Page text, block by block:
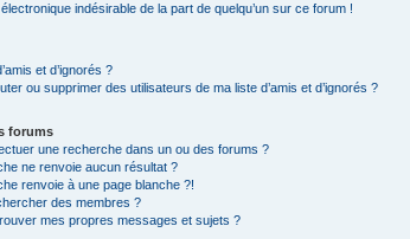
indésirable de la part de quelqu’un sur ce forum !
et d’ignorés ?
ou supprimer des utilisateurs de ma liste d’amis et d’ignorés ?
forums
une recherche dans un ou des forums ?
ne renvoie aucun résultat ?
renvoie à une page blanche ?!
des membres ?
mes propres messages et sujets ?